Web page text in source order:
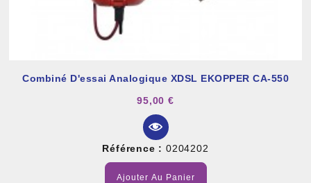
Combiné D'essai Analogique XDSL EKOPPER CA-550
95,00 €
Référence : 0204202
Ajouter Au Panier